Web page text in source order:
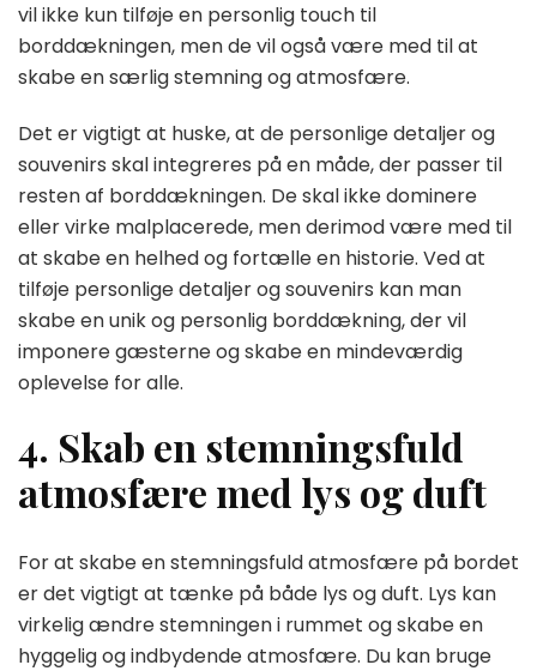
vil ikke kun tilføje en personlig touch til
borddækningen, men de vil også være med til at
skabe en særlig stemning og atmosfære.
Det er vigtigt at huske, at de personlige detaljer og
souvenirs skal integreres på en måde, der passer til
resten af borddækningen. De skal ikke dominere
eller virke malplacerede, men derimod være med til
at skabe en helhed og fortælle en historie. Ved at
tilføje personlige detaljer og souvenirs kan man
skabe en unik og personlig borddækning, der vil
imponere gæsterne og skabe en mindeværdig
oplevelse for alle.
4. Skab en stemningsfuld
atmosfære med lys og duft
For at skabe en stemningsfuld atmosfære på bordet
er det vigtigt at tænke på både lys og duft. Lys kan
virkelig ændre stemningen i rummet og skabe en
hyggelig og indbydende atmosfære. Du kan bruge